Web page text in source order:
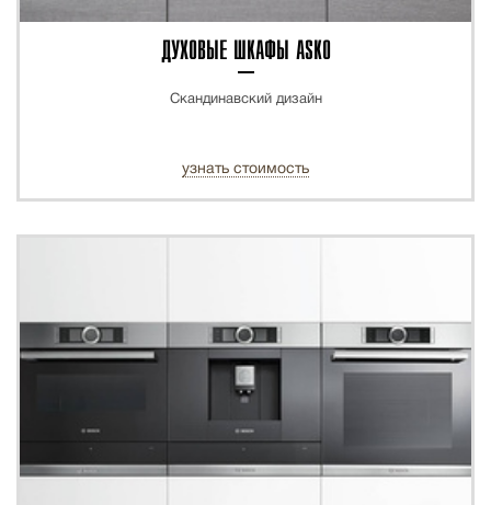
ДУХОВЫЕ ШКАФЫ ASKO
Скандинавский дизайн
узнать стоимость